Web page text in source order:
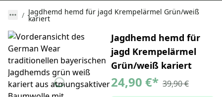
Jagdhemd hemd für jagd Krempelärmel Grün/weiß
kariert
Jagdhemd hemd für
jagd Krempelärmel
Grün/weiß kariert
24,90 €* 39,90 €